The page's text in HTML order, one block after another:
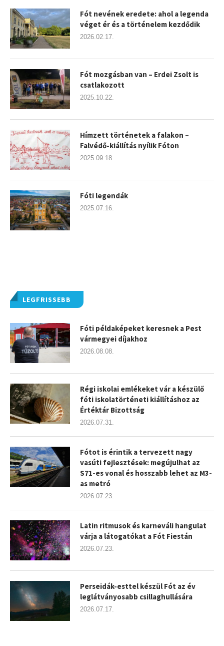
LEGFRISSEBB
Fóti példaképeket keresnek a Pest
vármegyei díjakhoz
2026.08.08.
Régi iskolai emlékeket vár a készülő
fóti iskolatörténeti kiállításhoz az
Értéktár Bizottság
2026.07.31.
Fótot is érintik a tervezett nagy
vasúti fejlesztések: megújulhat az
S71-es vonal és hosszabb lehet az M3-
as metró
2026.07.23.
Latin ritmusok és karneváli hangulat
várja a látogatókat a Fót Fiestán
2026.07.23.
Perseidák-esttel készül Fót az év
leglátványosabb csillaghullására
2026.07.17.
Fót nevének eredete: ahol a legenda
véget ér és a történelem kezdődik
2026.02.17.
Fót mozgásban van – Erdei Zsolt is
csatlakozott
2025.10.22.
Hímzett történetek a falakon –
Falvédő-kiállítás nyílik Fóton
2025.09.18.
Fóti legendák
2025.07.16.